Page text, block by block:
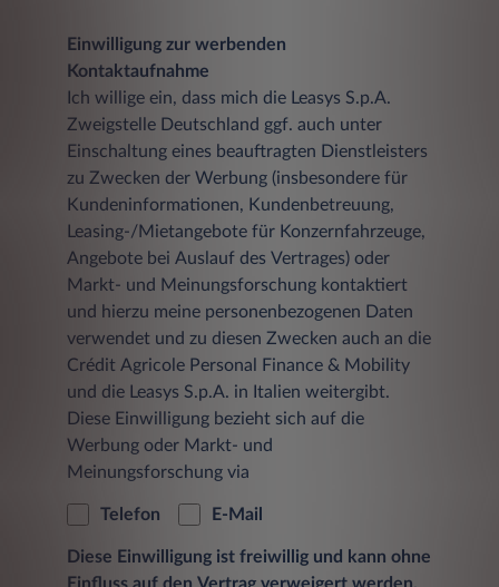
Einwilligung zur werbenden
Kontaktaufnahme
Ich willige ein, dass mich die Leasys S.p.A.
Zweigstelle Deutschland ggf. auch unter
Einschaltung eines beauftragten Dienstleisters
zu Zwecken der Werbung (insbesondere für
Kundeninformationen, Kundenbetreuung,
Leasing-/Mietangebote für Konzernfahrzeuge,
Angebote bei Auslauf des Vertrages) oder
Markt- und Meinungsforschung kontaktiert
und hierzu meine personenbezogenen Daten
verwendet und zu diesen Zwecken auch an die
Crédit Agricole Personal Finance & Mobility
und die Leasys S.p.A. in Italien weitergibt.
Diese Einwilligung bezieht sich auf die
Werbung oder Markt- und
Meinungsforschung via
Telefon E-Mail
Diese Einwilligung ist freiwillig und kann ohne